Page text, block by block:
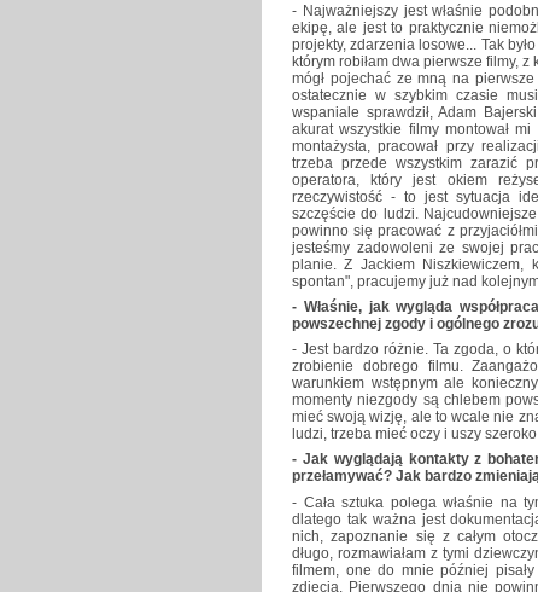
- Najważniejszy jest właśnie
ekipę, ale jest to praktycznie
projekty, zdarzenia losowe... Tak
którym robiłam dwa pierwsze filmy,
mógł pojechać ze mną na
ostatecznie w szybkim czasie
wspaniale sprawdził, Adam
akurat wszystkie filmy montował
montażysta, pracował przy
trzeba przede wszystkim zarazić
operatora, który jest okiem
rzeczywistość - to jest sytuacja
szczęście do ludzi.
powinno się pracować z
jesteśmy zadowoleni ze swojej
planie. Z Jackiem Niszkiewiczem,
spontan", pracujemy już nad
- Właśnie, jak wygląda
powszechnej zgody i ogólnego
- Jest bardzo różnie. Ta zgoda, o
zrobienie dobrego filmu.
warunkiem wstępnym ale
momenty niezgody są chlebem
mieć swoją wizję, ale to wcale nie
ludzi, trzeba mieć oczy i uszy
- Jak wyglądają kontakty z
przełamywać? Jak bardzo
- Cała sztuka polega właśnie na
dlatego tak ważna jest
nich, zapoznanie się z całym
długo, rozmawiałam z tymi
filmem, one do mnie później
zdjęcia. Pierwszego dnia nie